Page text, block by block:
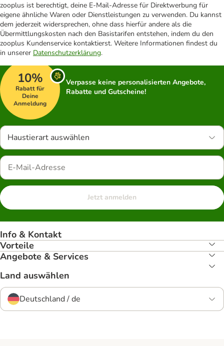
zooplus ist berechtigt, deine E-Mail-Adresse für Direktwerbung für
eigene ähnliche Waren oder Dienstleistungen zu verwenden. Du kannst
dem jederzeit widersprechen, ohne dass hierfür andere als die
Übermittlungskosten nach den Basistarifen entstehen, indem du den
zooplus Kundenservice kontaktierst. Weitere Informationen findest du
in unserer Datenschutzerklärung.
10%
Rabatt für
Deine
Anmeldung
Verpasse keine personalisierten Angebote,
Rabatte und Gutscheine!
Haustierart auswählen
Jetzt anmelden
Info & Kontakt
Vorteile
Angebote & Services
Land auswählen
Deutschland / de